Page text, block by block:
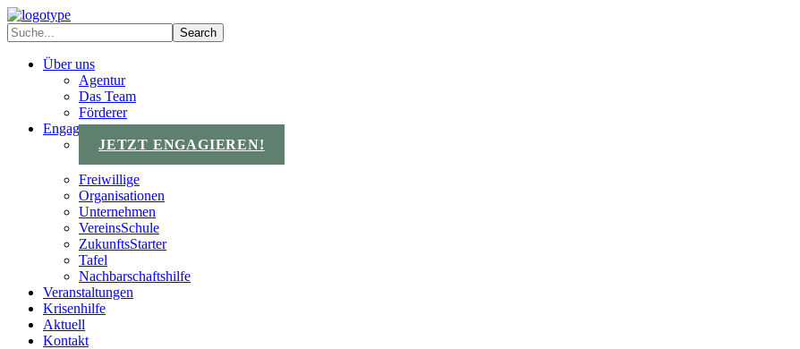
Über uns
Agentur
Das Team
Förderer
Engagements
JETZT ENGAGIEREN!
Freiwillige
Organisationen
Unternehmen
VereinsSchule
ZukunftsStarter
Tafel
Nachbarschaftshilfe
Veranstaltungen
Krisenhilfe
Aktuell
Kontakt